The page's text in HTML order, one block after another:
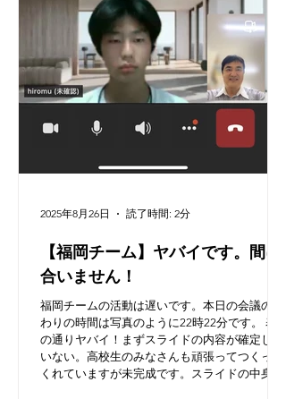
【福岡チーム】ヤバイです。間に
合いません！
福岡チームの活動は遅いです。本日の会議の終
わりの時間は写真のように22時22分です。 表題
の通りヤバイ！まずスライドの内容が確定して
いない。高校生のみなさんも頑張ってつくって
くれていますが未完成です。スライドの中身が
2025年8月26日 読了時間: 2分